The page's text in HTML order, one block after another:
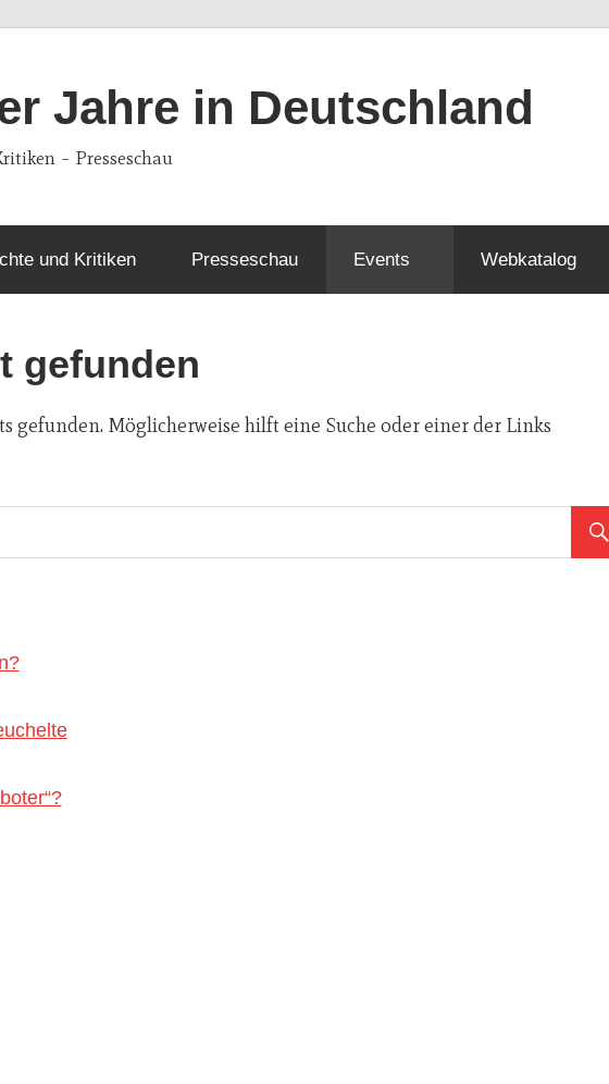
Jahre in Deutschland
– Presseschau
und Kritiken Presseschau Events Webkatalog
gefunden
gefunden. Möglicherweise hilft eine Suche oder einer der Links